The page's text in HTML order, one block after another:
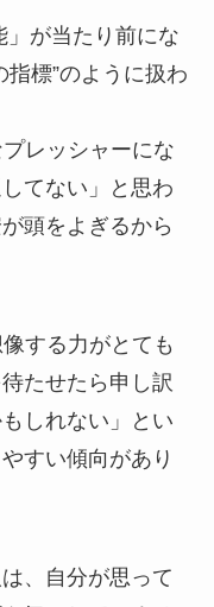
が当たり前にな
指標”のように扱わ
レッシャーにな
てない」と思わ
頭をよぎるから
する力がとても
たせたら申し訳
しれない」とい
すい傾向があり
、自分が思って